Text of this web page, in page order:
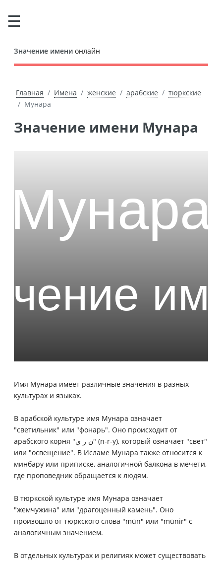
Значение имени онлайн
Главная Имена женские арабские
тюркские
Мунара
Значение имени Мунара
Имя Мунара имеет различные значения в разных
культурах и языках.
В арабской культуре имя Мунара означает
"светильник" или "фонарь". Оно происходит от
арабского корня "ن ر ي" (n-r-y), который означает "свет"
или "освещение". В Исламе Мунара также относится к
минбару или приписке, аналогичной балкона в мечети,
где проповедник обращается к людям.
В тюркской культуре имя Мунара означает
"жемчужина" или "драгоценный камень". Оно
произошло от тюркского слова "mün" или "münir" с
аналогичным значением.
В отдельных культурах и религиях может существовать